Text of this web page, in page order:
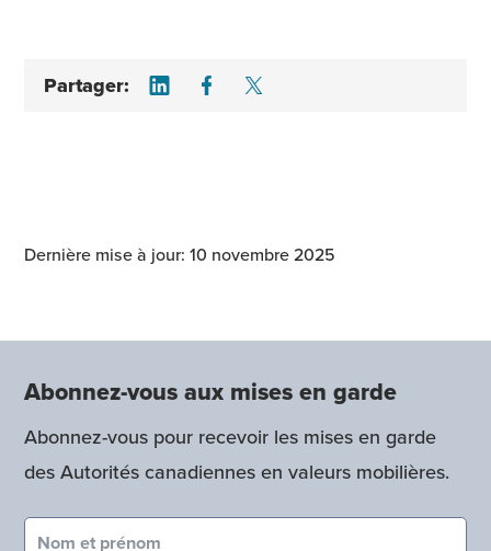
Partager: Share on LinkedIn
Share on Facebook
Dernière mise à jour: 10 novembre 2025
Abonnez-vous aux mises en garde
Abonnez-vous pour recevoir les mises en garde
des Autorités canadiennes en valeurs mobilières.
Nom et prénom (obligatoire)